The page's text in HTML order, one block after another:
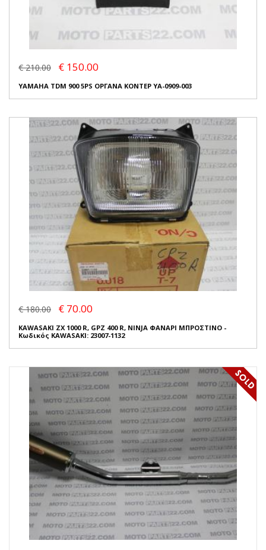
€ 210.00 € 150.00
YAMAHA TDM 900 5PS ΟΡΓΑΝΑ ΚΟΝΤΕΡ YA-0909-003
€ 180.00 € 70.00
KAWASAKI ZX 1000 R, GPZ 400 R, NINJA ΦΑΝΑΡΙ ΜΠΡΟΣΤΙΝΟ -
Κωδικός KAWASAKI: 23007-1132